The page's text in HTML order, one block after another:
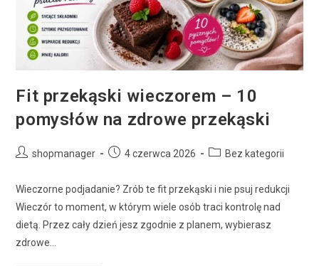
Fit przekąski wieczorem – 10
pomysłów na zdrowe przekąski
shopmanager 4 czerwca 2026 Bez kategorii
Wieczorne podjadanie? Zrób te fit przekąski i nie psuj redukcji
Wieczór to moment, w którym wiele osób traci kontrolę nad
dietą. Przez cały dzień jesz zgodnie z planem, wybierasz
zdrowe…